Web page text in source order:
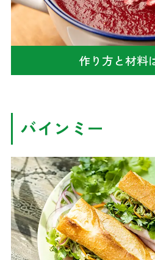
作り方と材料
バインミー